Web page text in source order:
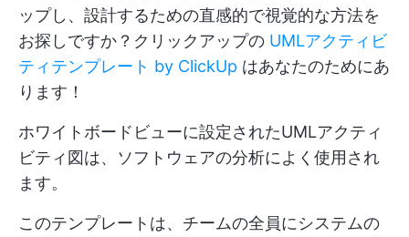
ップし、設計するための直感的で視覚的な方法を
お探しですか？クリックアップの UMLアクティビ
ティテンプレート by ClickUp はあなたのためにあ
ります！
ホワイトボードビューに設定されたUMLアクティ
ビティ図は、ソフトウェアの分析によく使用され
ます。
このテンプレートは、チームの全員にシステムの